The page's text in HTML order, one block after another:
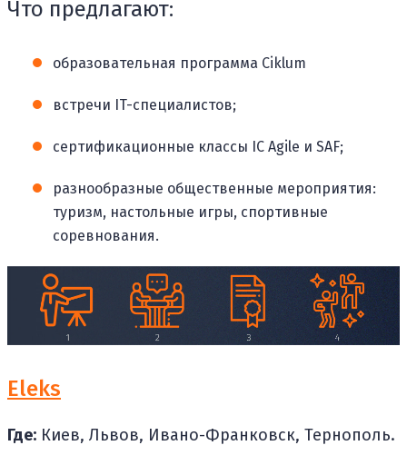
Что предлагают:
образовательная программа Ciklum
встречи IT-специалистов;
сертификационные классы IC Agile и SAF;
разнообразные общественные мероприятия:
туризм, настольные игры, спортивные
соревнования.
Eleks
Где: Киев, Львов, Ивано-Франковск, Тернополь.